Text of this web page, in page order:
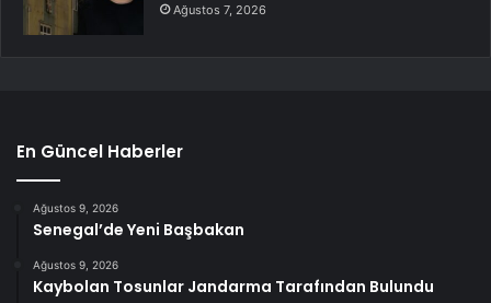
Ağustos 7, 2026
En Güncel Haberler
Ağustos 9, 2026
Senegal’de Yeni Başbakan
Ağustos 9, 2026
Kaybolan Tosunlar Jandarma Tarafından Bulundu